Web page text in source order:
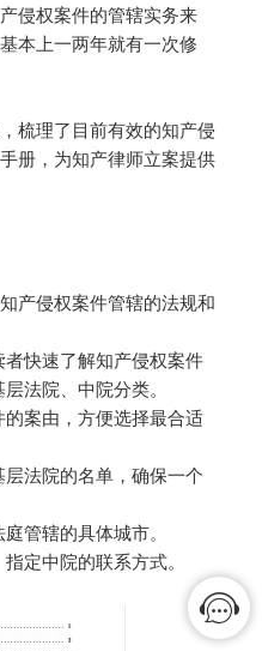
侵权案件的管辖实务来
本上一两年就有一次修
梳理了目前有效的知产侵
册，为知产律师立案提供
产侵权案件管辖的法规和
快速了解知产侵权案件
法院、中院分类。
案由，方便选择最合适
法院的名单，确保一个
管辖的具体城市。
定中院的联系方式。